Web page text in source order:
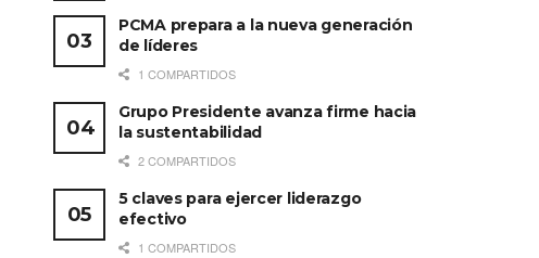
PCMA prepara a la nueva generación
de líderes
1 COMPARTIDOS
Grupo Presidente avanza firme hacia
la sustentabilidad
2 COMPARTIDOS
5 claves para ejercer liderazgo
efectivo
1 COMPARTIDOS